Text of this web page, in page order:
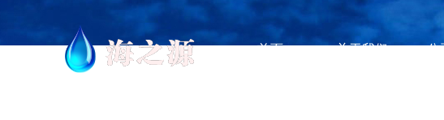
首页 关于我们 公